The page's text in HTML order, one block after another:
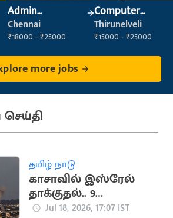
Admin
Supervisor
Chennai
₹18000 - ₹25000
Computer
Operator
Thirunelveli
₹15000 - ₹25000
more jobs
தமிழ் நாடு
காசாவில் இஸ்ரேல்
தாக்குதல்.. 9
பாலஸ்தீனர்கள்
Jul 18, 2026, 17:07 IST